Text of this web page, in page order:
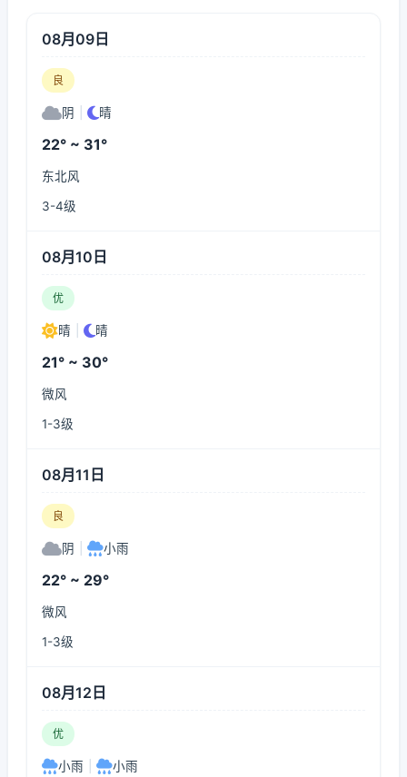
08月09日
良
阴 晴
22° ~ 31°
东北风
3-4级
08月10日
优
晴 晴
21° ~ 30°
微风
1-3级
08月11日
良
阴 小雨
22° ~ 29°
微风
1-3级
08月12日
优
小雨 小雨